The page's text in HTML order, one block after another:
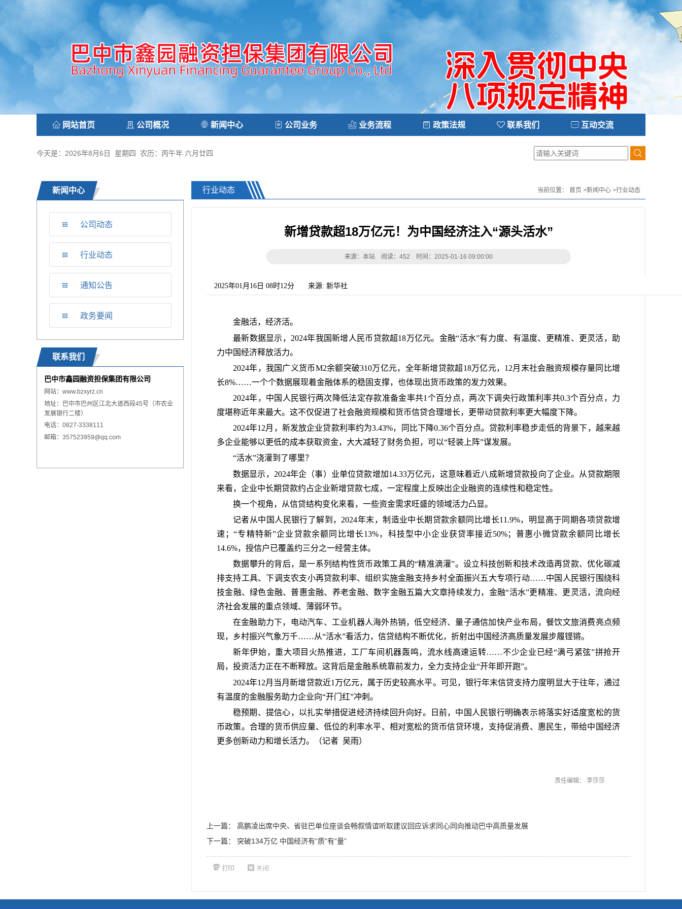
网站首页 公司概况 新闻中心 公司业务 业务流程 政策法规 联系我们 互动交流
今天是：2026年8月6日 星期四 农历：丙午年 六月廿四
新闻中心
公司动态
行业动态
通知公告
政务要闻
联系我们
巴中市鑫园融资担保集团有限公司
网站： www.bzxyrz.cn
地址：巴中市巴州区江北大道西段45号（市农业
发展银行二楼）
电话：0827-3338111
邮箱：357523959@qq.com
行业动态 当前位置： 首页 >新闻中心 >行业动态
新增贷款超18万亿元！为中国经济注入“源头活水”
来源：本站 阅读：452 时间：2025-01-16 09:00:00
2025年01月16日 08时12分 来源: 新华社
金融活，经济活。
最新数据显示，2024年我国新增人民币贷款超18万亿元。金融“活水”有力度、有温度、更精准、更灵活，助
力中国经济释放活力。
2024年，我国广义货币M2余额突破310万亿元，全年新增贷款超18万亿元，12月末社会融资规模存量同比增
长8%……一个个数据展现着金融体系的稳固支撑，也体现出货币政策的发力效果。
2024年，中国人民银行两次降低法定存款准备金率共1个百分点，两次下调央行政策利率共0.3个百分点，力
度堪称近年来最大。这不仅促进了社会融资规模和货币信贷合理增长，更带动贷款利率更大幅度下降。
2024年12月，新发放企业贷款利率约为3.43%，同比下降0.36个百分点。贷款利率稳步走低的背景下，越来越
多企业能够以更低的成本获取资金，大大减轻了财务负担，可以“轻装上阵”谋发展。
“活水”浇灌到了哪里？
数据显示，2024年企（事）业单位贷款增加14.33万亿元，这意味着近八成新增贷款投向了企业。从贷款期限
来看，企业中长期贷款约占企业新增贷款七成，一定程度上反映出企业融资的连续性和稳定性。
换一个视角，从信贷结构变化来看，一些资金需求旺盛的领域活力凸显。
记者从中国人民银行了解到，2024年末，制造业中长期贷款余额同比增长11.9%，明显高于同期各项贷款增
速；“专精特新”企业贷款余额同比增长13%，科技型中小企业获贷率接近50%；普惠小微贷款余额同比增长
14.6%，授信户已覆盖约三分之一经营主体。
数据攀升的背后，是一系列结构性货币政策工具的“精准滴灌”。设立科技创新和技术改造再贷款、优化碳减
排支持工具、下调支农支小再贷款利率、组织实施金融支持乡村全面振兴五大专项行动……中国人民银行围绕科
技金融、绿色金融、普惠金融、养老金融、数字金融五篇大文章持续发力，金融“活水”更精准、更灵活，流向经
济社会发展的重点领域、薄弱环节。
在金融助力下，电动汽车、工业机器人海外热销，低空经济、量子通信加快产业布局，餐饮文旅消费亮点频
现，乡村振兴气象万千……从“活水”看活力，信贷结构不断优化，折射出中国经济高质量发展步履铿锵。
新年伊始，重大项目火热推进，工厂车间机器轰鸣，流水线高速运转……不少企业已经“满弓紧弦”拼抢开
局，投资活力正在不断释放。这背后是金融系统靠前发力，全力支持企业“开年即开跑”。
2024年12月当月新增贷款近1万亿元，属于历史较高水平。可见，银行年末信贷支持力度明显大于往年，通过
有温度的金融服务助力企业向“开门红”冲刺。
稳预期、提信心，以扎实举措促进经济持续回升向好。日前，中国人民银行明确表示将落实好适度宽松的货
币政策。合理的货币供应量、低位的利率水平、相对宽松的货币信贷环境，支持促消费、惠民生，带给中国经济
更多创新动力和增长活力。（记者 吴雨）
责任编辑： 李莎莎
上一篇： 高鹏凌出席中央、省驻巴单位座谈会畅叙情谊听取建议回应诉求同心同向推动巴中高质量发展
下一篇： 突破134万亿 中国经济有“质”有“量”